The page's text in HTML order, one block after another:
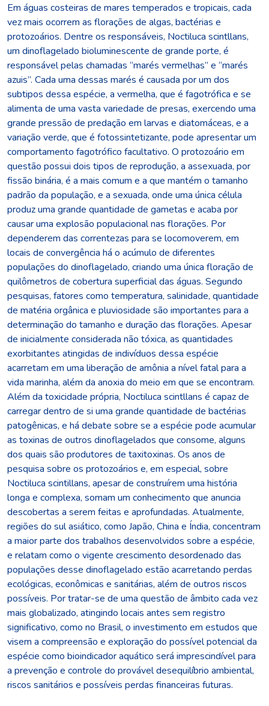
Em águas costeiras de mares temperados e tropicais, cada
vez mais ocorrem as florações de algas, bactérias e
protozoários. Dentre os responsáveis, Noctiluca scintllans,
um dinoflagelado bioluminescente de grande porte, é
responsável pelas chamadas “marés vermelhas” e “marés
azuis”. Cada uma dessas marés é causada por um dos
subtipos dessa espécie, a vermelha, que é fagotrófica e se
alimenta de uma vasta variedade de presas, exercendo uma
grande pressão de predação em larvas e diatomáceas, e a
variação verde, que é fotossintetizante, pode apresentar um
comportamento fagotrófico facultativo. O protozoário em
questão possui dois tipos de reprodução, a assexuada, por
fissão binária, é a mais comum e a que mantém o tamanho
padrão da população, e a sexuada, onde uma única célula
produz uma grande quantidade de gametas e acaba por
causar uma explosão populacional nas florações. Por
dependerem das correntezas para se locomoverem, em
locais de convergência há o acúmulo de diferentes
populações do dinoflagelado, criando uma única floração de
quilômetros de cobertura superficial das águas. Segundo
pesquisas, fatores como temperatura, salinidade, quantidade
de matéria orgânica e pluviosidade são importantes para a
determinação do tamanho e duração das florações. Apesar
de inicialmente considerada não tóxica, as quantidades
exorbitantes atingidas de indivíduos dessa espécie
acarretam em uma liberação de amônia a nível fatal para a
vida marinha, além da anoxia do meio em que se encontram.
Além da toxicidade própria, Noctiluca scintllans é capaz de
carregar dentro de si uma grande quantidade de bactérias
patogênicas, e há debate sobre se a espécie pode acumular
as toxinas de outros dinoflagelados que consome, alguns
dos quais são produtores de taxitoxinas. Os anos de
pesquisa sobre os protozoários e, em especial, sobre
Noctiluca scintillans, apesar de construírem uma história
longa e complexa, somam um conhecimento que anuncia
descobertas a serem feitas e aprofundadas. Atualmente,
regiões do sul asiático, como Japão, China e Índia, concentram
a maior parte dos trabalhos desenvolvidos sobre a espécie,
e relatam como o vigente crescimento desordenado das
populações desse dinoflagelado estão acarretando perdas
ecológicas, econômicas e sanitárias, além de outros riscos
possíveis. Por tratar-se de uma questão de âmbito cada vez
mais globalizado, atingindo locais antes sem registro
significativo, como no Brasil, o investimento em estudos que
visem a compreensão e exploração do possível potencial da
espécie como bioindicador aquático será imprescindível para
a prevenção e controle do provável desequilíbrio ambiental,
riscos sanitários e possíveis perdas financeiras futuras.